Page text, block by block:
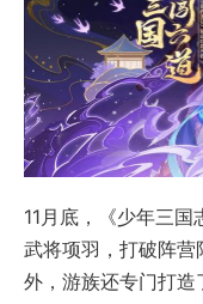
11月底，《少年三
武将项羽，打破阵
外，游族还专门打造